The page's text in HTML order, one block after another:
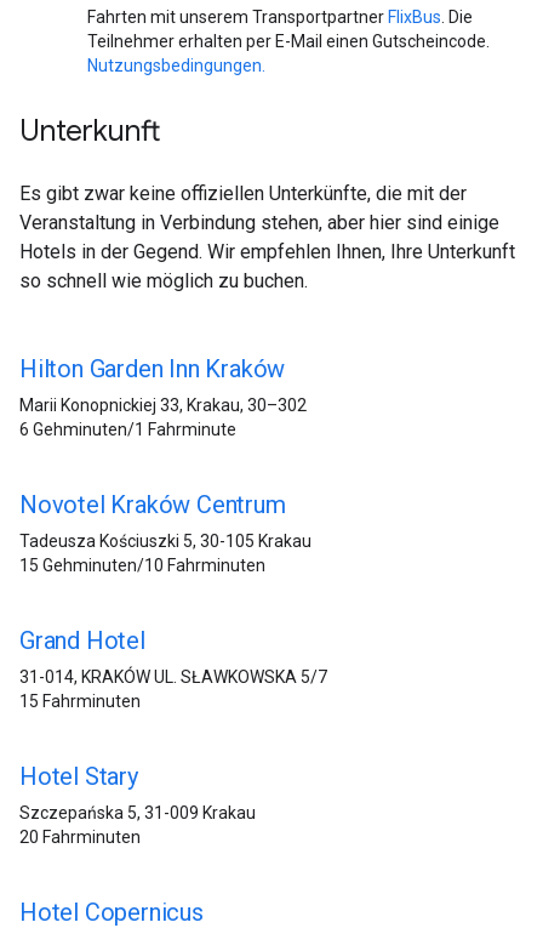
Fahrten mit unserem Transportpartner FlixBus . Die
Teilnehmer erhalten per E-Mail einen Gutscheincode.
Nutzungsbedingungen.
Unterkunft
Es gibt zwar keine offiziellen Unterkünfte, die mit der
Veranstaltung in Verbindung stehen, aber hier sind einige
Hotels in der Gegend. Wir empfehlen Ihnen, Ihre Unterkunft
so schnell wie möglich zu buchen.
Hilton Garden Inn Kraków
Marii Konopnickiej 33, Krakau, 30–302
6 Gehminuten/1 Fahrminute
Novotel Kraków Centrum
Tadeusza Kościuszki 5, 30-105 Krakau
15 Gehminuten/10 Fahrminuten
Grand Hotel
31-014, KRAKÓW UL. SŁAWKOWSKA 5/7
15 Fahrminuten
Hotel Stary
Szczepańska 5, 31-009 Krakau
20 Fahrminuten
Hotel Copernicus